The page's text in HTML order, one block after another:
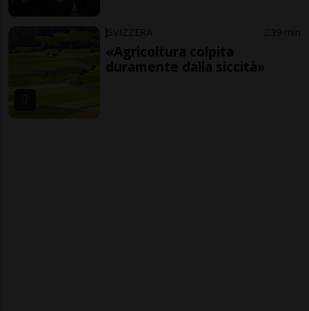
SVIZZERA 39 min
«Agricoltura colpita
duramente dalla siccità»